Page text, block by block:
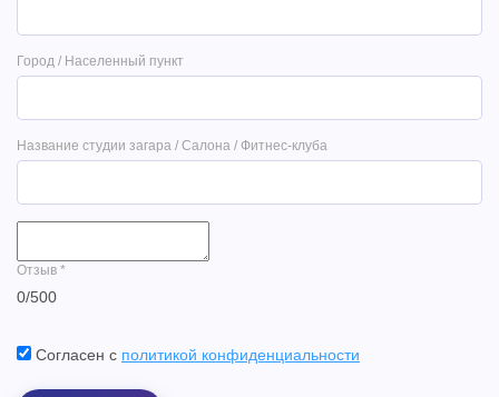
Город / Населенный пункт
Название студии загара / Салона / Фитнес-клуба
Отзыв *
0/500
Согласен с политикой конфиденциальности